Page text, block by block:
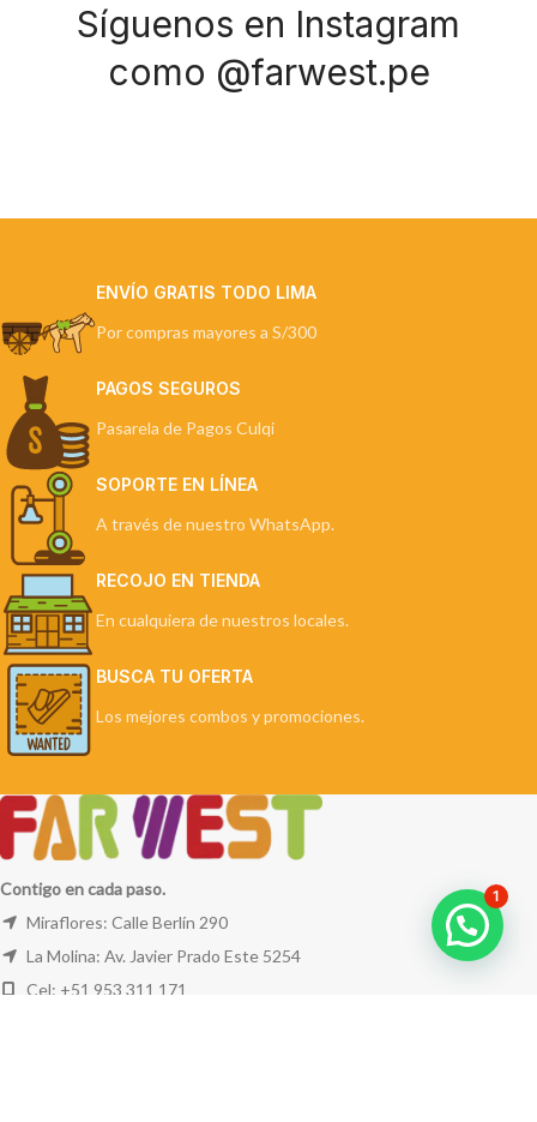
Síguenos en Instagram
como @farwest.pe
ENVÍO GRATIS TODO LIMA
Por compras mayores a S/300
PAGOS SEGUROS
Pasarela de Pagos Culqi
SOPORTE EN LÍNEA
A través de nuestro WhatsApp.
RECOJO EN TIENDA
En cualquiera de nuestros locales.
BUSCA TU OFERTA
Los mejores combos y promociones.
Contigo en cada paso.
Miraflores: Calle Berlín 290
La Molina: Av. Javier Prado Este 5254
Cel: +51 953 311 171
1